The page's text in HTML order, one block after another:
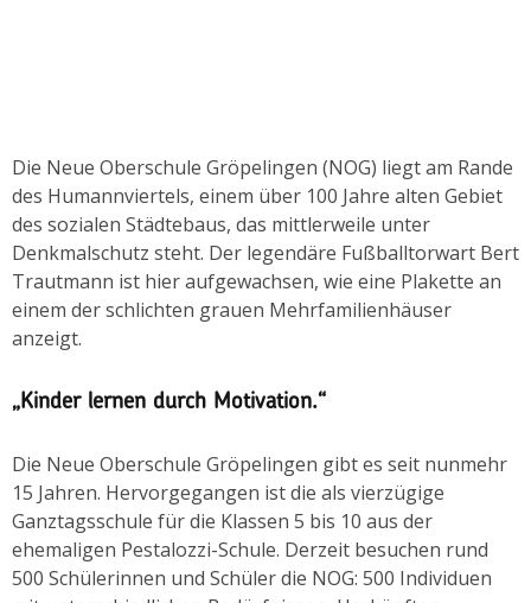
Die Neue Oberschule Gröpelingen (NOG) liegt am Rande
des Humannviertels, einem über 100 Jahre alten Gebiet
des sozialen Städtebaus, das mittlerweile unter
Denkmalschutz steht. Der legendäre Fußballtorwart Bert
Trautmann ist hier aufgewachsen, wie eine Plakette an
einem der schlichten grauen Mehrfamilienhäuser
anzeigt.
„Kinder lernen durch Motivation.“
Die Neue Oberschule Gröpelingen gibt es seit nunmehr
15 Jahren. Hervorgegangen ist die als vierzügige
Ganztagsschule für die Klassen 5 bis 10 aus der
ehemaligen Pestalozzi-Schule. Derzeit besuchen rund
500 Schülerinnen und Schüler die NOG: 500 Individuen